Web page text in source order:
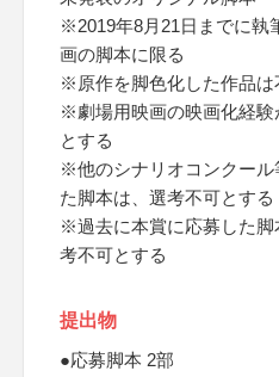
※2019年8月21日までに執
画の脚本に限る
※原作を脚色化した作品は
※劇場用映画の映画化経
とする
※他のシナリオコンクール
た脚本は、選考不可とする
※過去に本賞に応募した脚
考不可とする
提出物
●応募脚本 2部